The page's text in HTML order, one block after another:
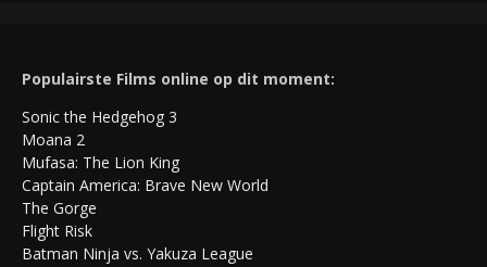
Populairste Films online op dit moment:
Sonic the Hedgehog 3
Moana 2
Mufasa: The Lion King
Captain America: Brave New World
The Gorge
Flight Risk
Batman Ninja vs. Yakuza League